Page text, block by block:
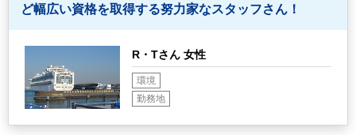
ど幅広い資格を取得する努力家なスタッフさん！
R・Tさん 女性
環境
勤務地